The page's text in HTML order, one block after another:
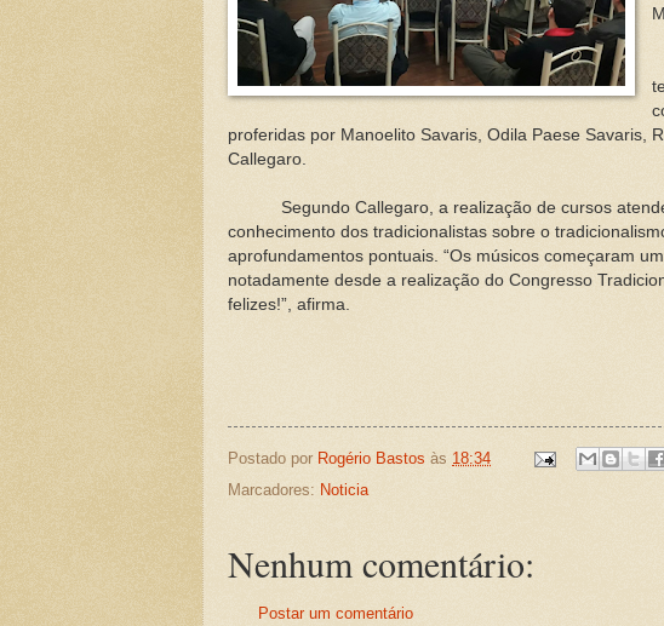
proferidas por Manoelito Savaris, Odila Paese Savaris,
Callegaro.
Segundo Callegaro, a realização de cursos atende
conhecimento dos tradicionalistas sobre o
aprofundamentos pontuais. “Os músicos começaram
notadamente desde a realização do Congresso
felizes!”, afirma.
Postado por Rogério Bastos às 18:34
Marcadores: Noticia
Nenhum comentário:
Postar um comentário